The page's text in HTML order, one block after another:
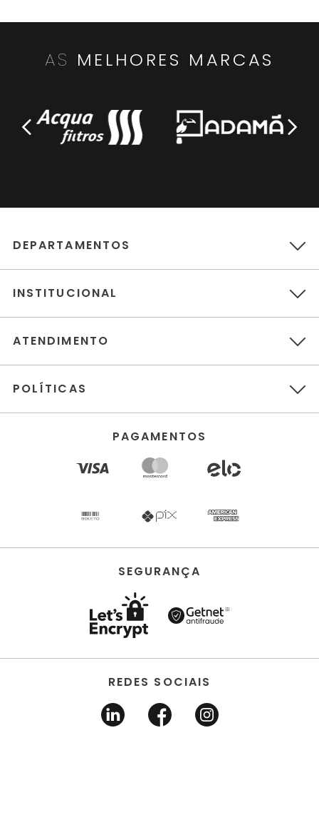
AS MELHORES MARCAS
DEPARTAMENTOS
INSTITUCIONAL
ATENDIMENTO
POLÍTICAS
PAGAMENTOS
SEGURANÇA
REDES SOCIAIS